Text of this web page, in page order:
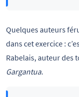
Quelques auteurs
dans cet exercice :
Rabelais, auteur des
Gargantua.